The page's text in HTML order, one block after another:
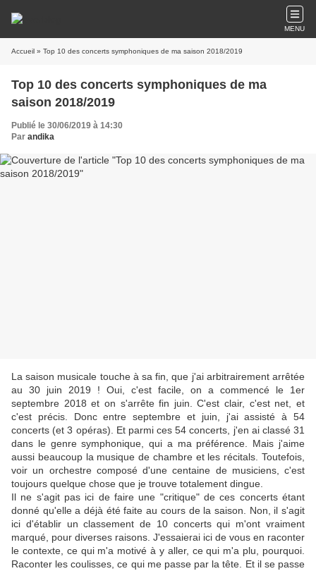
MENU
Accueil » Top 10 des concerts symphoniques de ma saison 2018/2019
Top 10 des concerts symphoniques de ma
saison 2018/2019
Publié le 30/06/2019 à 14:30
Par andika
La saison musicale touche à sa fin, que j'ai arbitrairement arrêtée
au 30 juin 2019 ! Oui, c'est facile, on a commencé le 1er
septembre 2018 et on s'arrête fin juin. C'est clair, c'est net, et
c'est précis. Donc entre septembre et juin, j'ai assisté à 54
concerts (et 3 opéras). Et parmi ces 54 concerts, j'en ai classé 31
dans le genre symphonique, qui a ma préférence. Mais j'aime
aussi beaucoup la musique de chambre et les récitals. Toutefois,
voir un orchestre composé d'une centaine de musiciens, c'est
toujours quelque chose que je trouve totalement dingue.
Il ne s'agit pas ici de faire une "critique" de ces concerts étant
donné qu'elle a déjà été faite au cours de la saison. Non, il s'agit
ici d'établir un classement de 10 concerts qui m'ont vraiment
marqué, pour diverses raisons. J'essaierai ici de vous en raconter
le contexte, ce qui m'a motivé à y aller, ce qui m'a plu, pourquoi.
Raconter les coulisses, ce qui me passe par la tête. Et il se passe